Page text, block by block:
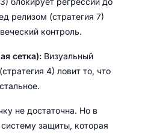
релизом (стратегия 7)
контроль.
сетка): Визуальный
4) ловит то, что
не достаточна. Но в
защиты, которая